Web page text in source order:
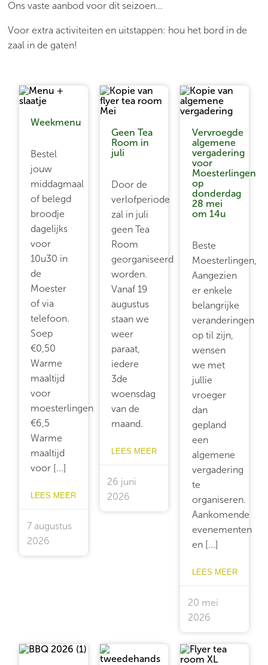
Ons vaste aanbod voor dit seizoen…
Voor extra activiteiten en uitstappen: hou het bord in de
zaal in de gaten!
Weekmenu
Bestel
jouw
middagmaal
of belegd
broodje
dagelijks
voor
10u30 in
de
Moester
of via
telefoon.
Soep
€0,50
Warme
maaltijd
voor
moesterlingen
€6,5
Warme
maaltijd
voor [...]
LEES MEER
7 augustus
2026
Geen Tea
Room in
juli
Door de
verlofperiode
zal in juli
geen Tea
Room
georganiseerd
worden.
Vanaf 19
augustus
staan we
weer
paraat,
iedere
3de
woensdag
van de
maand.
LEES MEER
26 juni
2026
Vervroegde
algemene
vergadering
voor
Moesterlingen
op
donderdag
28 mei
om 14u
Beste
Moesterlingen,
Aangezien
er enkele
belangrijke
veranderingen
op til zijn,
wensen
we met
jullie
vroeger
dan
gepland
een
algemene
vergadering
te
organiseren.
Aankomende
evenementen
en [...]
LEES MEER
20 mei
2026